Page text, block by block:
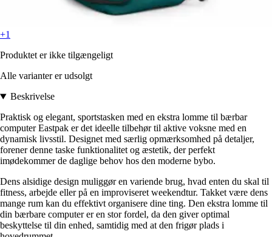
+1
Produktet er ikke tilgængeligt
Alle varianter er udsolgt
Beskrivelse
Praktisk og elegant, sportstasken med en ekstra lomme til bærbar
computer Eastpak er det ideelle tilbehør til aktive voksne med en
dynamisk livsstil. Designet med særlig opmærksomhed på detaljer,
forener denne taske funktionalitet og æstetik, der perfekt
imødekommer de daglige behov hos den moderne bybo.
Dens alsidige design muliggør en variende brug, hvad enten du skal til
fitness, arbejde eller på en improviseret weekendtur. Takket være dens
mange rum kan du effektivt organisere dine ting. Den ekstra lomme til
din bærbare computer er en stor fordel, da den giver optimal
beskyttelse til din enhed, samtidig med at den frigør plads i